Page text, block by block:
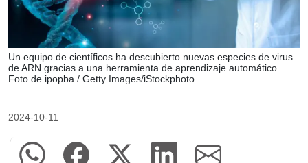
Un equipo de científicos ha descubierto nuevas especies de virus
de ARN gracias a una herramienta de aprendizaje automático.
Foto de ipopba / Getty Images/iStockphoto
2024-10-11